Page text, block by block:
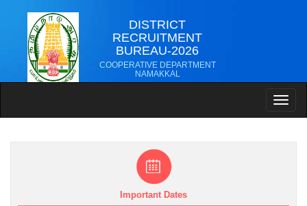
DISTRICT
RECRUITMENT
BUREAU-2026
COOPERATIVE DEPARTMENT
NAMAKKAL
Important Dates